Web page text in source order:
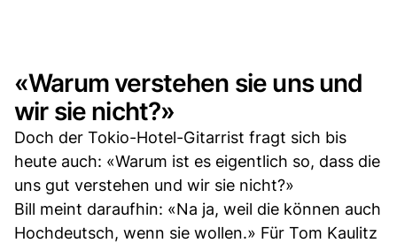
«Warum verstehen sie uns und
wir sie nicht?»
Doch der Tokio-Hotel-Gitarrist fragt sich bis
heute auch: «Warum ist es eigentlich so, dass die
uns gut verstehen und wir sie nicht?»
Bill meint daraufhin: «Na ja, weil die können auch
Hochdeutsch, wenn sie wollen.» Für Tom Kaulitz